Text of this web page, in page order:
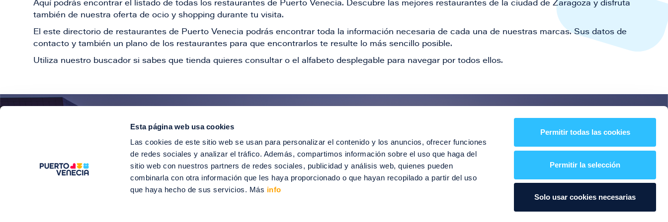
Esta página web usa cookies
Las cookies de este sitio web se usan para personalizar el contenido y los anuncios, ofrecer funciones
de redes sociales y analizar el tráfico. Además, compartimos información sobre el uso que haga del
sitio web con nuestros partners de redes sociales, publicidad y análisis web, quienes pueden
combinarla con otra información que les haya proporcionado o que hayan recopilado a partir del uso
que haya hecho de sus servicios. Más info
Permitir todas las cookies
Permitir la selección
Solo usar cookies necesarias
Aquí podrás encontrar el listado de todas los restaurantes de Puerto Venecia. Descubre las mejores restaurantes de la ciudad de Zaragoza y disfruta
también de nuestra oferta de ocio y shopping durante tu visita.
El este directorio de restaurantes de Puerto Venecia podrás encontrar toda la información necesaria de cada una de nuestras marcas. Sus datos de
contacto y también un plano de los restaurantes para que encontrarlos te resulte lo más sencillo posible.
Utiliza nuestro buscador si sabes que tienda quieres consultar o el alfabeto desplegable para navegar por todos ellos.
¡Entérate de todas nuestras novedades!
Suscríbete para recibir ofertas especiales, descuentos, eventos y mucho más
SUSCRÍBETE